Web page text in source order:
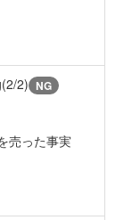
2) NG
売った事実